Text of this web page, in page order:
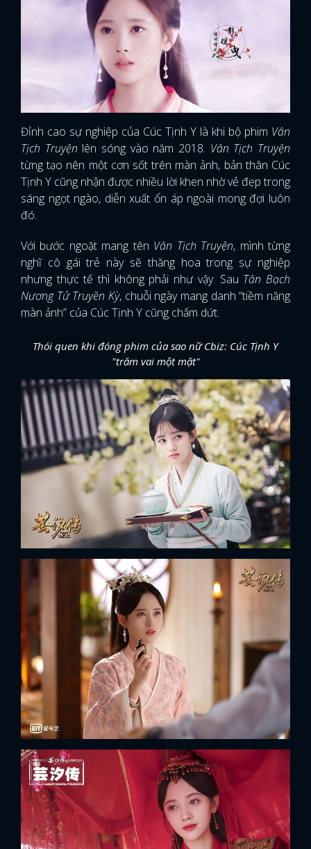
Đỉnh cao sự nghiệp của Cúc Tịnh Y là khi bộ phim Vân
Tịch Truyện lên sóng vào năm 2018. Vân Tịch Truyện
từng tạo nên một cơn sốt trên màn ảnh, bản thân Cúc
Tịnh Y cũng nhận được nhiều lời khen nhờ vẻ đẹp trong
sáng ngọt ngào, diễn xuất ổn áp ngoài mong đợi luôn
đó.
Với bước ngoặt mang tên Vân Tịch Truyện, mình từng
nghĩ cô gái trẻ này sẽ thăng hoa trong sự nghiệp
nhưng thực tế thì không phải như vậy. Sau Tân Bạch
Nương Tử Truyền Kỳ, chuỗi ngày mang danh “tiềm năng
màn ảnh” của Cúc Tịnh Y cũng chấm dứt.
Thói quen khi đóng phim của sao nữ Cbiz: Cúc Tịnh Y
"trăm vai một mặt"